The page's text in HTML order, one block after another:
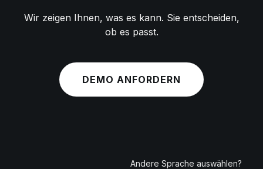
Wir zeigen Ihnen, was es kann. Sie entscheiden,
ob es passt.
DEMO ANFORDERN
Andere Sprache auswählen?